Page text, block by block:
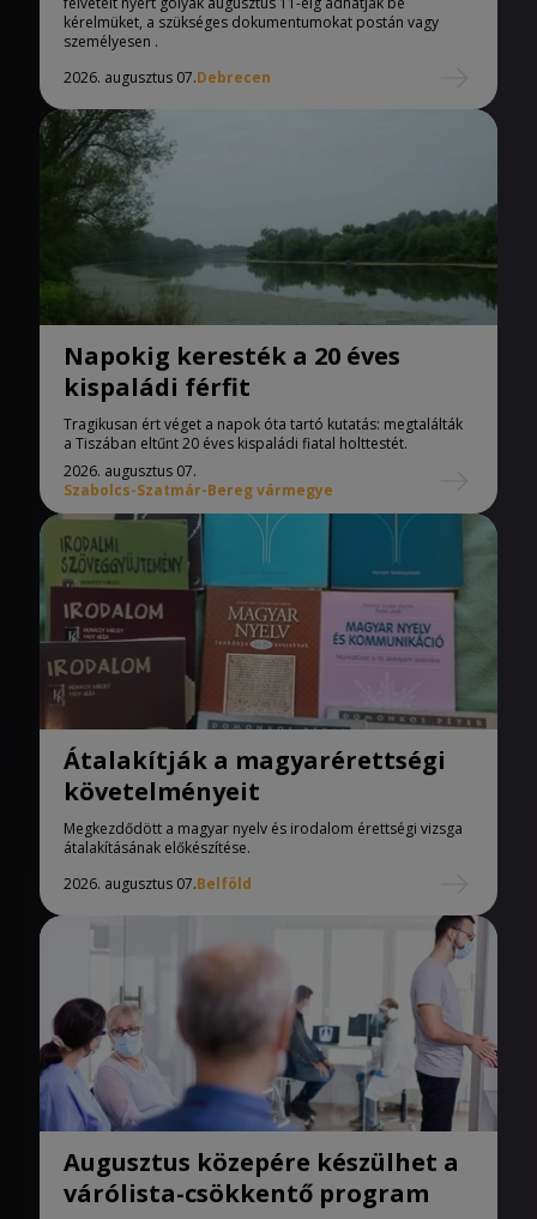
kérelmüket, a szükséges dokumentumokat postán vagy
személyesen .
2026. augusztus 07.Debrecen
Napokig keresték a 20 éves
kispaládi férfit
Tragikusan ért véget a napok óta tartó kutatás: megtalálták
a Tiszában eltűnt 20 éves kispaládi fiatal holttestét.
2026. augusztus 07.
Szabolcs-Szatmár-Bereg vármegye
Átalakítják a magyarérettségi
követelményeit
Megkezdődött a magyar nyelv és irodalom érettségi vizsga
átalakításának előkészítése.
2026. augusztus 07.Belföld
Augusztus közepére készülhet a
várólista-csökkentő program